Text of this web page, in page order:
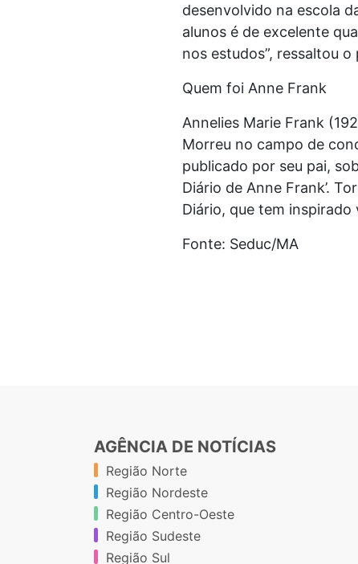
desenvolvido na escola
alunos é de excelente
nos estudos”, ressaltou o
Quem foi Anne Frank
Annelies Marie Frank
Morreu no campo de
publicado por seu pai,
Diário de Anne Frank’.
Diário, que tem
Fonte: Seduc/MA
AGÊNCIA DE NOTÍCIAS
Região Norte
Região Nordeste
Região Centro-Oeste
Região Sudeste
Região Sul